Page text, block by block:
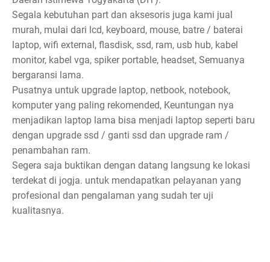
Segala kebutuhan part dan aksesoris juga kami jual
murah, mulai dari lcd, keyboard, mouse, batre / baterai
laptop, wifi external, flasdisk, ssd, ram, usb hub, kabel
monitor, kabel vga, spiker portable, headset, Semuanya
bergaransi lama.
Pusatnya untuk upgrade laptop, netbook, notebook,
komputer yang paling rekomended, Keuntungan nya
menjadikan laptop lama bisa menjadi laptop seperti baru
dengan upgrade ssd / ganti ssd dan upgrade ram /
penambahan ram.
Segera saja buktikan dengan datang langsung ke lokasi
terdekat di jogja. untuk mendapatkan pelayanan yang
profesional dan pengalaman yang sudah ter uji
kualitasnya.